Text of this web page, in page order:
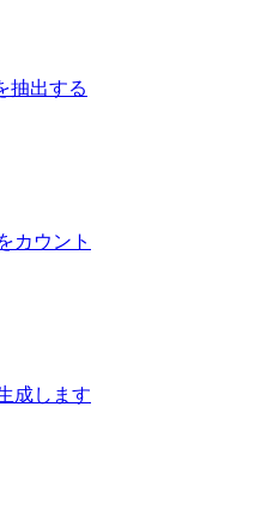
抽出する
カウント
成します